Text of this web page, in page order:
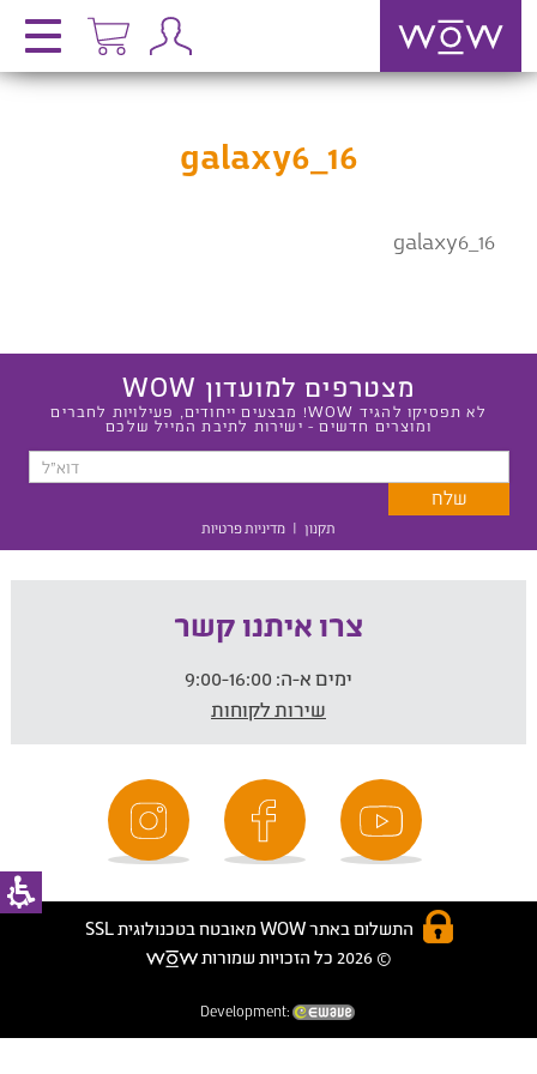
galaxy6_16
galaxy6_16
מצטרפים למועדון WOW
לא תפסיקו להגיד WOW! מבצעים ייחודים, פעילויות לחברים
ומוצרים חדשים - ישירות לתיבת המייל שלכם
תקנון | מדיניות פרטיות
צרו איתנו קשר
ימים א-ה:
שירות לקוחות
התשלום באתר WOW מאובטח בטכנולוגית SSL
© 2026 כל הזכויות שמורות
Development: